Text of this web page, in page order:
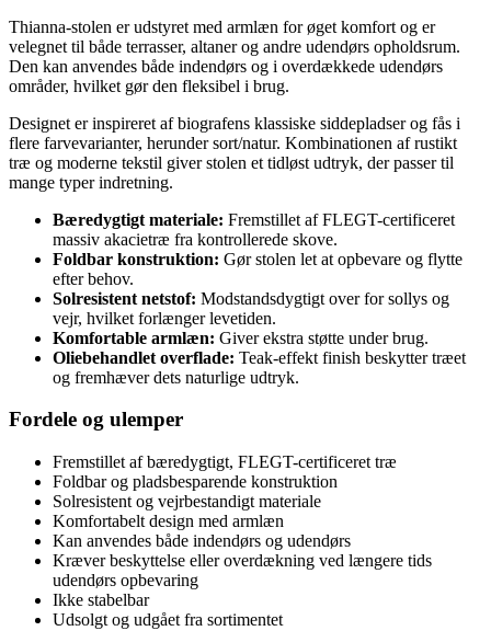
Thianna-stolen er udstyret med armlæn for øget komfort og er
velegnet til både terrasser, altaner og andre udendørs opholdsrum.
Den kan anvendes både indendørs og i overdækkede udendørs
områder, hvilket gør den fleksibel i brug.
Designet er inspireret af biografens klassiske siddepladser og fås i
flere farvevarianter, herunder sort/natur. Kombinationen af rustikt
træ og moderne tekstil giver stolen et tidløst udtryk, der passer til
mange typer indretning.
Bæredygtigt materiale: Fremstillet af FLEGT-certificeret
massiv akacietræ fra kontrollerede skove.
Foldbar konstruktion: Gør stolen let at opbevare og flytte
efter behov.
Solresistent netstof: Modstandsdygtigt over for sollys og
vejr, hvilket forlænger levetiden.
Komfortable armlæn: Giver ekstra støtte under brug.
Oliebehandlet overflade: Teak-effekt finish beskytter træet
og fremhæver dets naturlige udtryk.
Fordele og ulemper
Fremstillet af bæredygtigt, FLEGT-certificeret træ
Foldbar og pladsbesparende konstruktion
Solresistent og vejrbestandigt materiale
Komfortabelt design med armlæn
Kan anvendes både indendørs og udendørs
Kræver beskyttelse eller overdækning ved længere tids
udendørs opbevaring
Ikke stabelbar
Udsolgt og udgået fra sortimentet